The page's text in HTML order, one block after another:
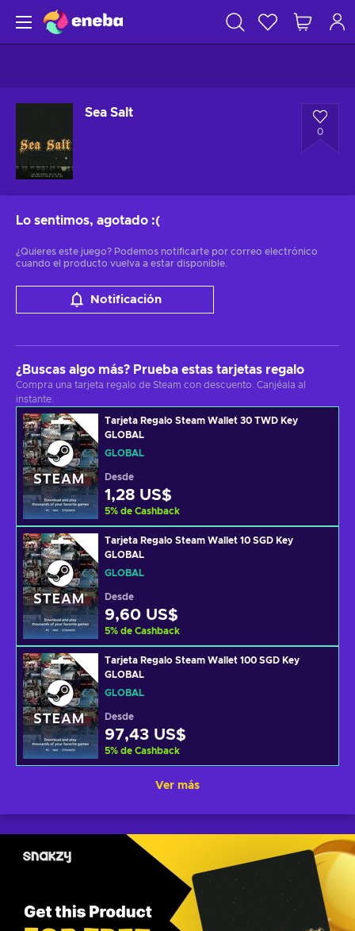
Sea Salt
0
Lo sentimos, agotado :(
¿Quieres este juego? Podemos notificarte por correo electrónico
cuando el producto vuelva a estar disponible.
Notificación
¿Buscas algo más? Prueba estas tarjetas regalo
Compra una tarjeta regalo de Steam con descuento. Canjéala al
instante.
Tarjeta Regalo Steam Wallet 30 TWD Key
GLOBAL
GLOBAL
Desde
1,28 US$
5% de Cashback
Tarjeta Regalo Steam Wallet 10 SGD Key
GLOBAL
GLOBAL
Desde
9,60 US$
5% de Cashback
Tarjeta Regalo Steam Wallet 100 SGD Key
GLOBAL
GLOBAL
Desde
97,43 US$
5% de Cashback
Ver más